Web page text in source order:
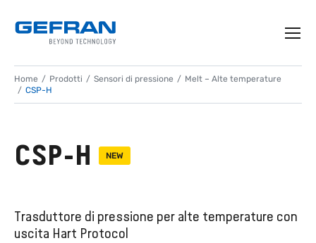
Home Prodotti Sensori di pressione
Melt – Alte temperature
CSP-H
CSP-H NEW
Trasduttore di pressione per alte temperature con
uscita Hart Protocol